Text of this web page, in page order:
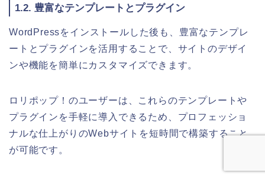
1.2. 豊富なテンプレートとプラグイン
WordPressをインストールした後も、豊富なテンプレ
ートとプラグインを活用することで、サイトのデザイ
ンや機能を簡単にカスタマイズできます。
ロリポップ！のユーザーは、これらのテンプレートや
プラグインを手軽に導入できるため、プロフェッショ
ナルな仕上がりのWebサイトを短時間で構築すること
が可能です。